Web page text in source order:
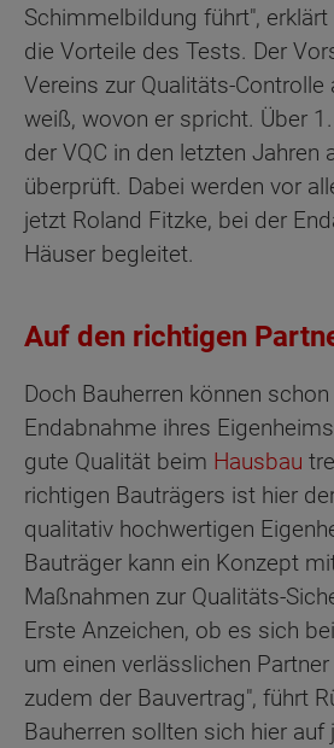
Schimmelbildung führt",
die Vorteile des Tests. Der
Vereins zur Qualitäts-Controlle
weiß, wovon er spricht. Über
der VQC in den letzten Jahren
überprüft. Dabei werden vor
jetzt Roland Fitzke, bei der
Häuser begleitet.
Auf den richtigen
Doch Bauherren können
Endabnahme ihres
gute Qualität beim Hausbau
richtigen Bauträgers ist hier
qualitativ hochwertigen
Bauträger kann ein Konzept
Maßnahmen zur Qualitäts-
Erste Anzeichen, ob es sich
um einen verlässlichen
zudem der Bauvertrag", führt
Bauherren sollten sich hier auf